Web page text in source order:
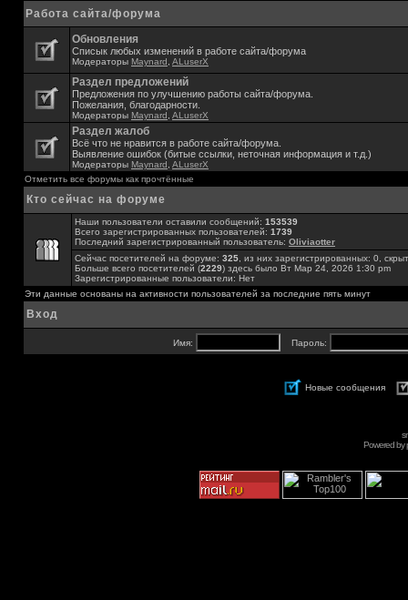
Работа сайта/форума
Обновления
Списык любых изменений в работе сайта/форума
Модераторы Maynard ALuserX
Раздел предложений
Предложения по улучшению работы сайта/форума.
Пожелания, благодарности.
Модераторы Maynard ALuserX
Раздел жалоб
Всё что не нравится в работе сайта/форума.
Выявление ошибок (битые ссылки, неточная информация и т.д.)
Модераторы Maynard ALuserX
Отметить все форумы как прочтённые
Кто сейчас на форуме
Наши пользователи оставили сообщений: 153539
Всего зарегистрированных пользователей: 1739
Последний зарегистрированный пользователь: Oliviaotter
Сейчас посетителей на форуме: 325 , из них зарегистрированных: 0,
Больше всего посетителей (2229) здесь было Вт Мар 24, 2026 1:30 pm
Зарегистрированные пользователи: Нет
Эти данные основаны на активности пользователей за последние пять минут
Вход
Имя: Пароль:
Новые сообщения
Powered by